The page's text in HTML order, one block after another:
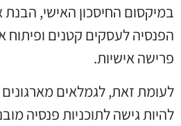
במיקסום החיסכון האישי, הבנת
הפנסיה לעסקים קטנים ופיתוח
פרישה אישיות.
לעומת זאת, לגמלאים מארגונים
להיות גישה לתוכניות פנסיה